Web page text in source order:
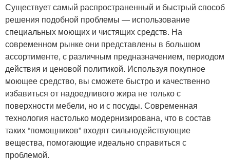
Существует самый распространенный и быстрый способ
решения подобной проблемы — использование
специальных моющих и чистящих средств. На
современном рынке они представлены в большом
ассортименте, с различным предназначением, периодом
действия и ценовой политикой. Используя покупное
моющее средство, вы сможете быстро и качественно
избавиться от надоедливого жира не только с
поверхности мебели, но и с посуды. Современная
технология настолько модернизирована, что в состав
таких “помощников” входят сильнодействующие
вещества, помогающие идеально справиться с
проблемой.